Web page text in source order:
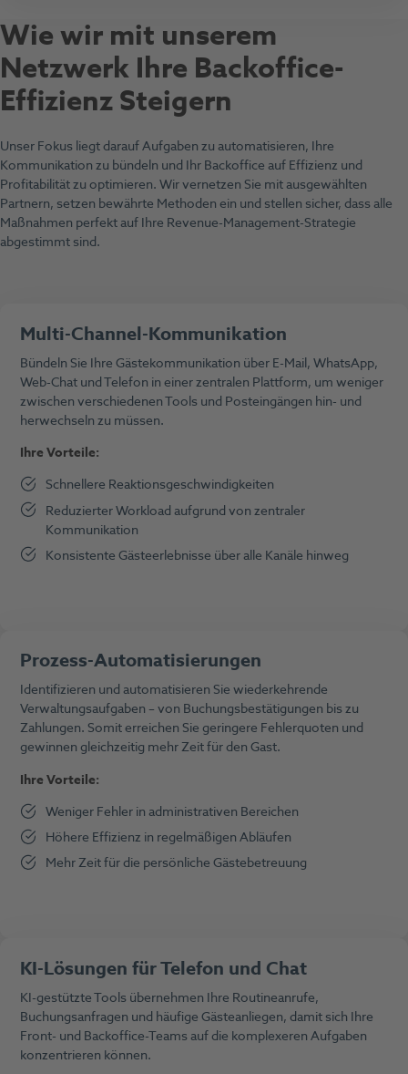
Wie wir mit unserem
Netzwerk Ihre Backoffice-
Effizienz Steigern
Unser Fokus liegt darauf Aufgaben zu automatisieren, Ihre
Kommunikation zu bündeln und Ihr Backoffice auf Effizienz und
Profitabilität zu optimieren. Wir vernetzen Sie mit ausgewählten
Partnern, setzen bewährte Methoden ein und stellen sicher, dass alle
Maßnahmen perfekt auf Ihre Revenue-Management-Strategie
abgestimmt sind.
Multi-Channel-Kommunikation
Bündeln Sie Ihre Gästekommunikation über E-Mail, WhatsApp,
Web-Chat und Telefon in einer zentralen Plattform, um weniger
zwischen verschiedenen Tools und Posteingängen hin- und
herwechseln zu müssen.
Ihre Vorteile:
Schnellere Reaktionsgeschwindigkeiten
Reduzierter Workload aufgrund von zentraler
Kommunikation
Konsistente Gästeerlebnisse über alle Kanäle hinweg
Prozess-Automatisierungen
Identifizieren und automatisieren Sie wiederkehrende
Verwaltungsaufgaben – von Buchungsbestätigungen bis zu
Zahlungen. Somit erreichen Sie geringere Fehlerquoten und
gewinnen gleichzeitig mehr Zeit für den Gast.
Ihre Vorteile:
Weniger Fehler in administrativen Bereichen
Höhere Effizienz in regelmäßigen Abläufen
Mehr Zeit für die persönliche Gästebetreuung
KI-Lösungen für Telefon und Chat
KI-gestützte Tools übernehmen Ihre Routineanrufe,
Buchungsanfragen und häufige Gästeanliegen, damit sich Ihre
Front- und Backoffice-Teams auf die komplexeren Aufgaben
konzentrieren können.